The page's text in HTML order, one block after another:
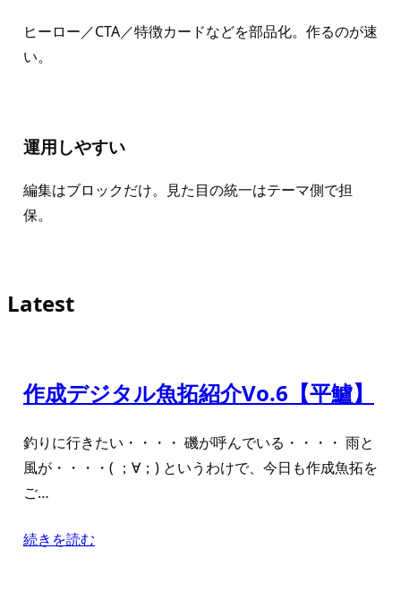
ヒーロー／CTA／特徴カードなどを部品化。作るのが速
い。
運用しやすい
編集はブロックだけ。見た目の統一はテーマ側で担
保。
Latest
作成デジタル魚拓紹介Vo.6【平鱸】
釣りに行きたい・・・・ 磯が呼んでいる・・・・ 雨と
風が・・・・( ；∀；) というわけで、今日も作成魚拓を
ご…
続きを読む